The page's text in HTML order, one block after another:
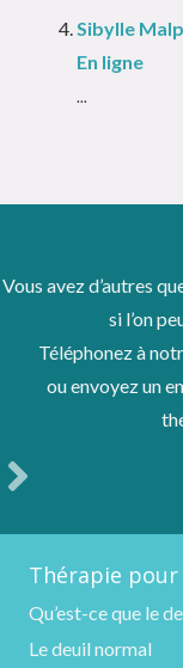
Sibylle
En ligne
...
Vous avez d’autres
si l’on
Téléphonez à
ou envoyez un
Thérapie pour
Qu’est-ce que le
Le deuil normal